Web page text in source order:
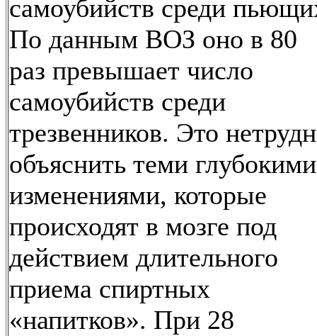
самоубийств среди
По данным ВОЗ оно в 80
раз превышает число
самоубийств среди
трезвенников. Это
объяснить теми глубокими
изменениями, которые
происходят в мозге под
действием длительного
приема спиртных
«напитков». При 28